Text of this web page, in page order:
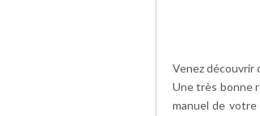
Venez
Une très bonne
manuel de